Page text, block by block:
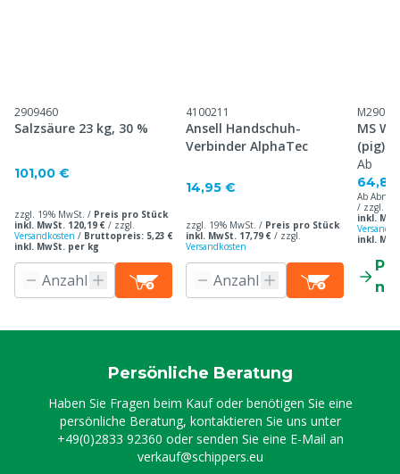
2909460
Salzsäure 23 kg, 30 %
101,00 €
zzgl. 19% MwSt. / Preis pro Stück
inkl. MwSt. 120,19 € / zzgl.
Versandkosten / Bruttopreis: 5,23 €
inkl. MwSt. per kg
4100211
Ansell Handschuh-
Verbinder AlphaTec
14,95 €
zzgl. 19% MwSt. / Preis pro Stück
inkl. MwSt. 17,79 € / zzgl.
Versandkosten
MS
(pig)
Ab
Ab
/ zzgl.
inkl.
inkl.
Persönliche Beratung
Haben Sie Fragen beim Kauf oder benötigen Sie eine
persönliche Beratung, kontaktieren Sie uns unter
+49(0)2833 92360 oder senden Sie eine E-Mail an
verkauf@schippers.eu